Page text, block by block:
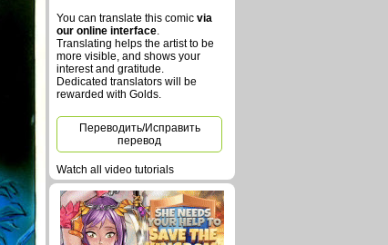
You can translate this comic via
our online interface.
Translating helps the artist to be
more visible, and shows your
interest and gratitude.
Dedicated translators will be
rewarded with Golds.
Переводить/Исправить
перевод
Watch all video tutorials